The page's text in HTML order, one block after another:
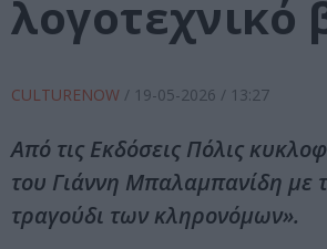
λογοτεχνικό
CULTURENOW / 19-05-2026 / 13:27
Από τις Εκδόσεις Πόλις
του Γιάννη Μπαλαμπανίδη με
τραγούδι των κληρονόμων».